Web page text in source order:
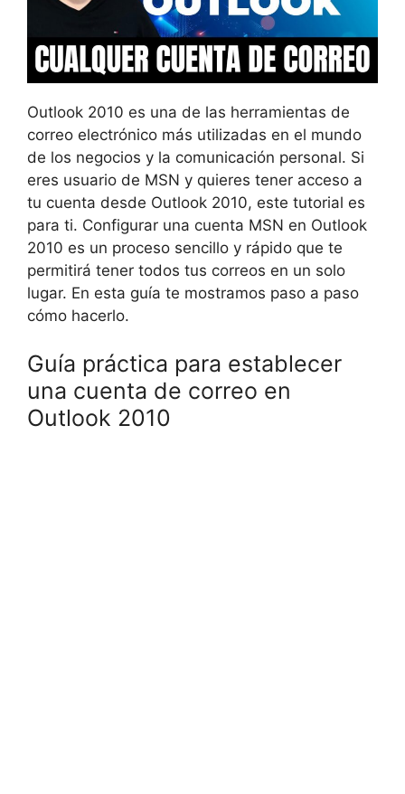
Outlook 2010 es una de las herramientas de
correo electrónico más utilizadas en el mundo
de los negocios y la comunicación personal. Si
eres usuario de MSN y quieres tener acceso a
tu cuenta desde Outlook 2010, este tutorial es
para ti. Configurar una cuenta MSN en Outlook
2010 es un proceso sencillo y rápido que te
permitirá tener todos tus correos en un solo
lugar. En esta guía te mostramos paso a paso
cómo hacerlo.
Guía práctica para establecer
una cuenta de correo en
Outlook 2010